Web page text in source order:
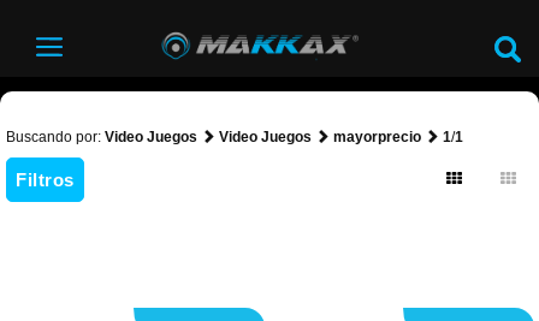
Buscando por: Video Juegos Video Juegos mayorprecio 1/1
Filtros